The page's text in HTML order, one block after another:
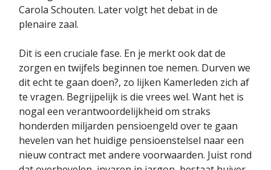
Carola Schouten. Later volgt het debat in de
plenaire zaal.
Dit is een cruciale fase. En je merkt ook dat de
zorgen en twijfels beginnen toe nemen. Durven we
dit echt te gaan doen?, zo lijken Kamerleden zich af
te vragen. Begrijpelijk is die vrees wel. Want het is
nogal een verantwoordelijkheid om straks
honderden miljarden pensioengeld over te gaan
hevelen van het huidige pensioenstelsel naar een
nieuw contract met andere voorwaarden. Juist rond